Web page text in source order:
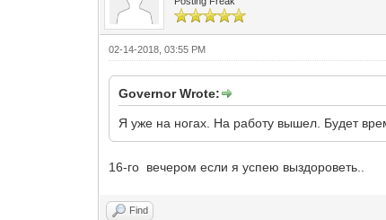
02-14-2018, 03:55 PM
Governor Wrote:
Я уже на ногах. На работу вышел. Будет
16-го вечером если я успею выздороветь..
Find